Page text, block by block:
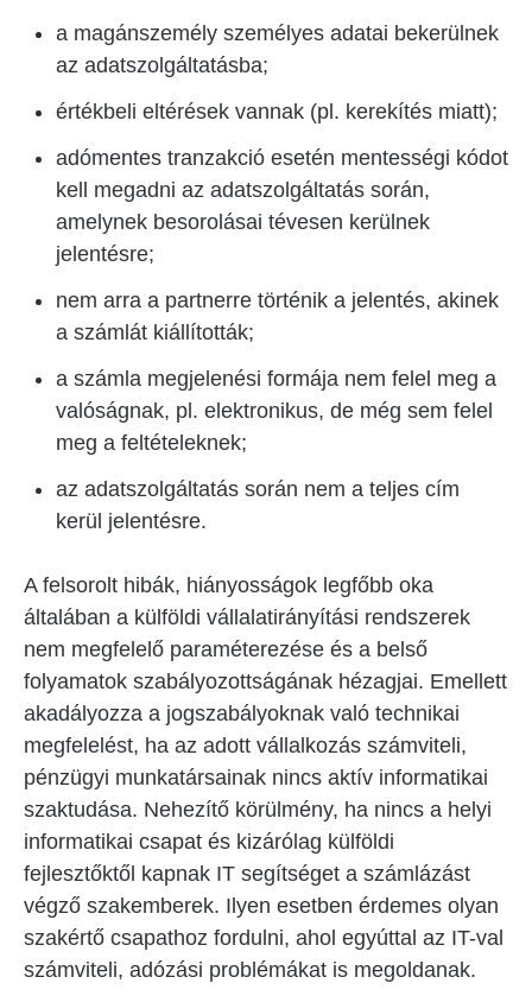
a magánszemély személyes adatai bekerülnek
az adatszolgáltatásba;
értékbeli eltérések vannak (pl. kerekítés miatt);
adómentes tranzakció esetén mentességi kódot
kell megadni az adatszolgáltatás során,
amelynek besorolásai tévesen kerülnek
jelentésre;
nem arra a partnerre történik a jelentés, akinek
a számlát kiállították;
a számla megjelenési formája nem felel meg a
valóságnak, pl. elektronikus, de még sem felel
meg a feltételeknek;
az adatszolgáltatás során nem a teljes cím
kerül jelentésre.
A felsorolt hibák, hiányosságok legfőbb oka
általában a külföldi vállalatirányítási rendszerek
nem megfelelő paraméterezése és a belső
folyamatok szabályozottságának hézagjai. Emellett
akadályozza a jogszabályoknak való technikai
megfelelést, ha az adott vállalkozás számviteli,
pénzügyi munkatársainak nincs aktív informatikai
szaktudása. Nehezítő körülmény, ha nincs a helyi
informatikai csapat és kizárólag külföldi
fejlesztőktől kapnak IT segítséget a számlázást
végző szakemberek. Ilyen esetben érdemes olyan
szakértő csapathoz fordulni, ahol egyúttal az IT-val
számviteli, adózási problémákat is megoldanak.